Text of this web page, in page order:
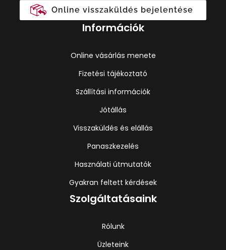
Online visszaküldés bejelentése
Információk
Online vásárlás menete
Fizetési tájékoztató
Szállítási információk
Jótállás
Visszaküldés és elállás
Panaszkezelés
Használati útmutatók
Gyakran feltett kérdések
Szolgáltatásaink
Rólunk
Üzleteink